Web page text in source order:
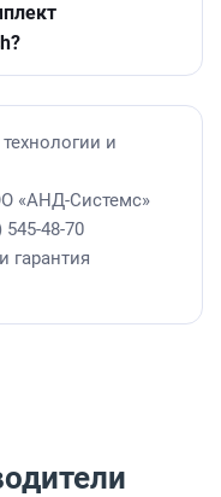
и
«АНД-Системс»
48-70
гарантия